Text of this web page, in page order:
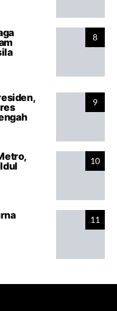
8
9
10
11